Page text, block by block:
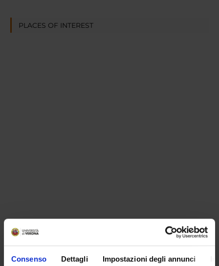
Consenso Dettagli Impostazioni degli annunci
PLACES OF INTEREST
ORGANISATION